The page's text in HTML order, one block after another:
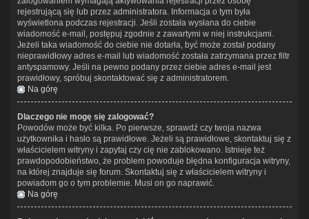
rejestrującą się lub przez administratora. Informacja o tym była
wyświetlona podczas rejestracji. Jeśli została wysłana do ciebie
wiadomość e-mail, postępuj zgodnie z zawartymi w niej instrukcjami.
Jeżeli taka wiadomość do ciebie nie dotarła, być może został podany
nieprawidłowy adres e-mail lub wiadomość została zatrzymana przez filtr
antyspamowy. Jeśli na pewno podany przez ciebie adres e-mail jest
prawidłowy, spróbuj skontaktować się z administratorem.
Na górę
Dlaczego nie mogę się zalogować?
Powodów może być kilka. Po pierwsze, sprawdź czy twoja nazwa
użytkownika i hasło są prawidłowe. Jeżeli są prawidłowe, skontaktuj się z
właścicielem witryny i zapytaj czy cię nie zablokowano. Istnieje też
prawdopodobieństwo, że problem powoduje błędna konfiguracja witryny,
na której znajduje się forum. Skontaktuj się z właścicielem witryny i
powiadom go o tym problemie. Musi on go naprawić.
Na górę